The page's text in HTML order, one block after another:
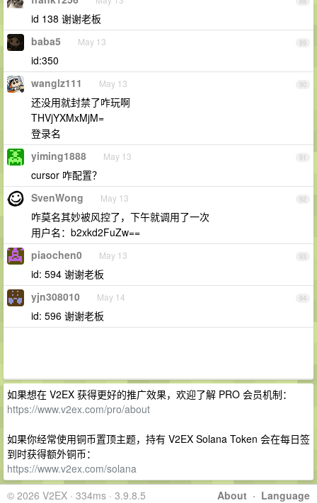
id 138 谢谢老板
89
baba5 May 13
id:350
90
wanglz111 May 13
还没用就封禁了咋玩啊
THVjYXMxMjM=
登录名
91
yiming1888 May 13
cursor 咋配置？
92
SvenWong May 13
咋莫名其妙被风控了，下午就调用了一次
用户名：b2xkd2FuZw==
93
piaochen0 May 13
id: 594 谢谢老板
94
yjn308010 May 14
id: 596 谢谢老板
如果想在 V2EX 获得更好的推广效果，欢迎了解 PRO 会员机制：
https://www.v2ex.com/pro/about
如果你经常使用铜币置顶主题，持有 V2EX Solana Token 会在每日签
到时获得额外铜币：
https://www.v2ex.com/solana
About · Language
© 2026 V2EX · 334ms · 3.9.8.5